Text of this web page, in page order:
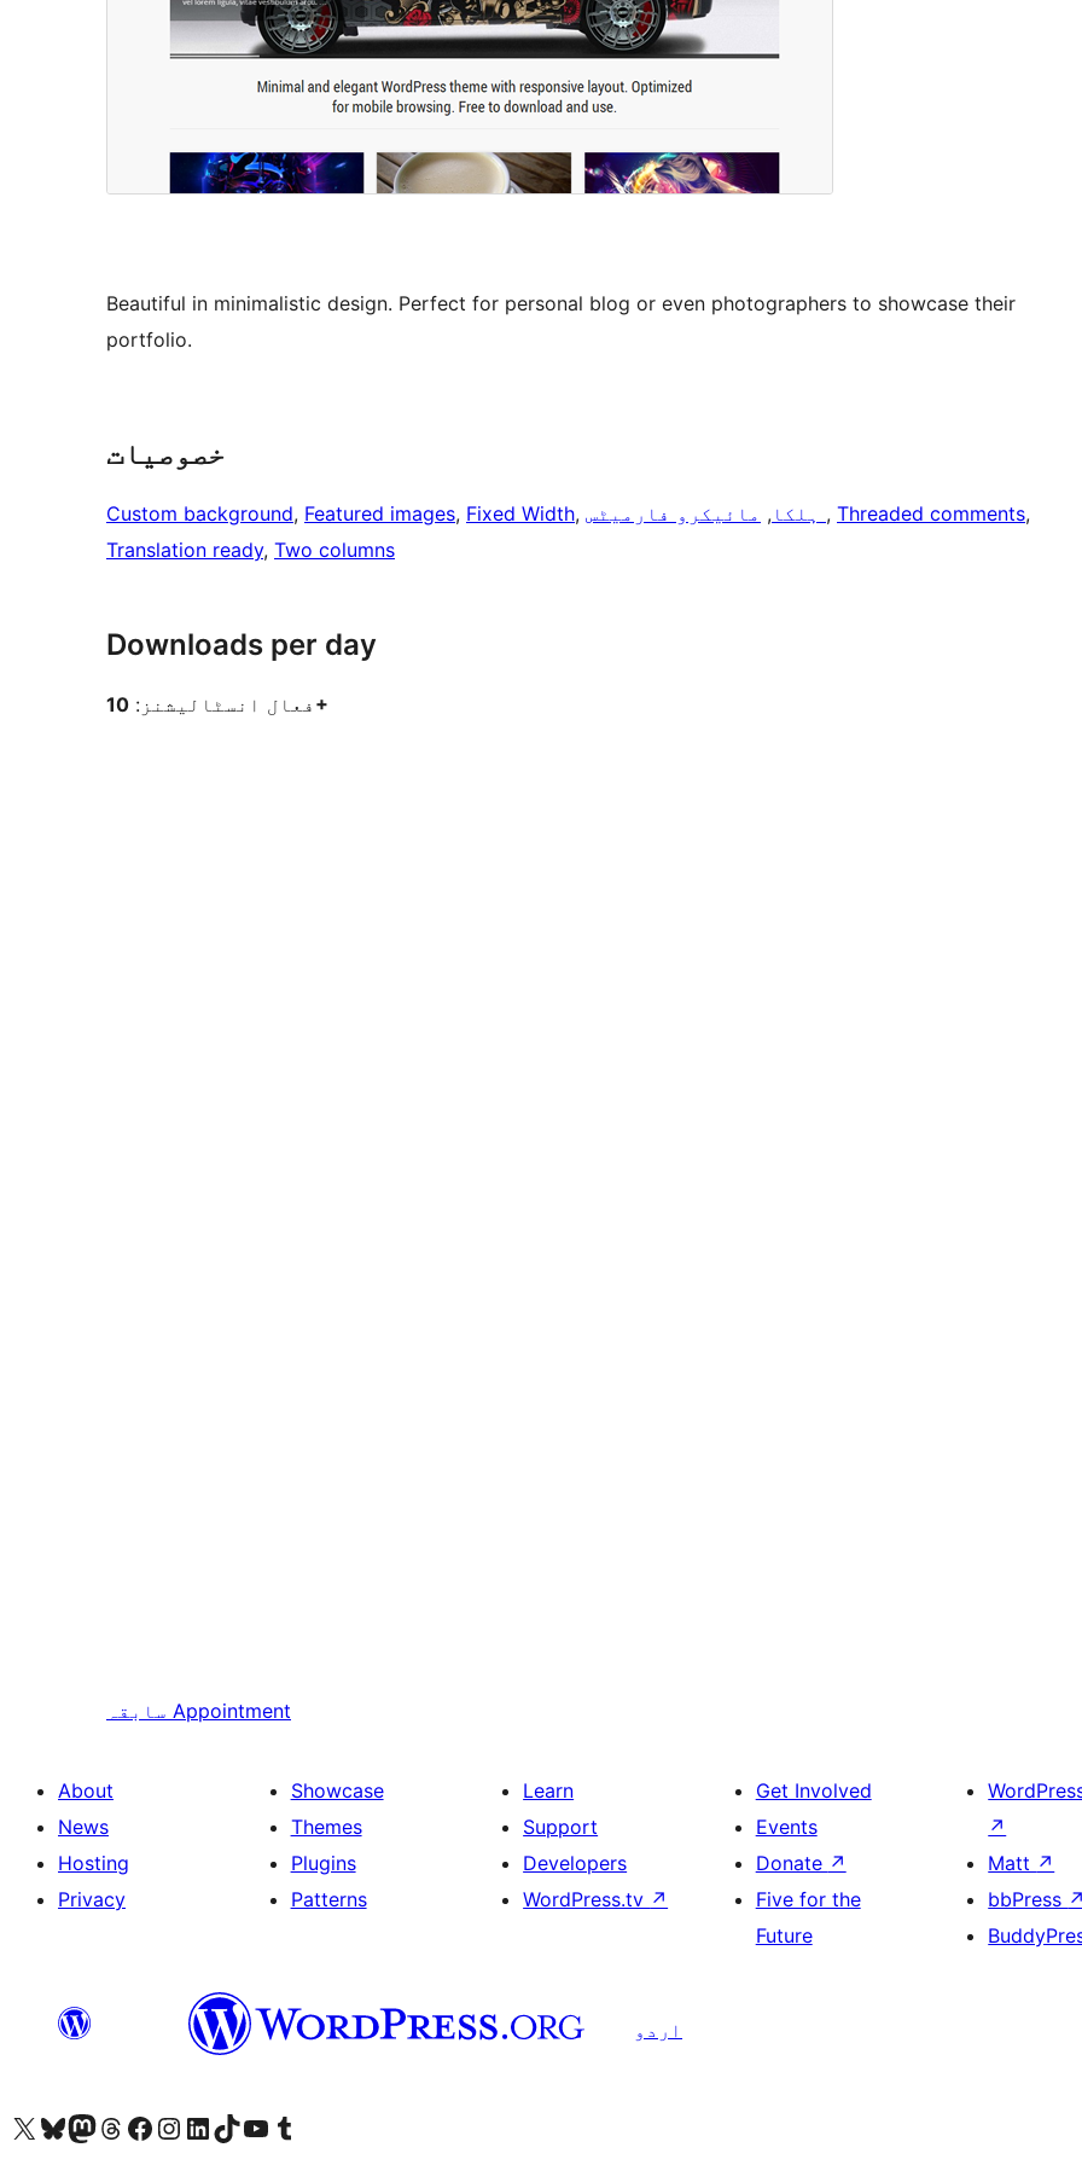
Beautiful in minimalistic design. Perfect for personal blog or even photographers to showcase their
portfolio.
خصوصیات
Custom background, Featured images, Fixed Width, ہلکا , , Threaded comments
Translation ready, Two columns
Downloads per day
فعال انسٹالیشنز: 10+
سابقہ Appointment
About
News
Hosting
Privacy
Showcase
Themes
Plugins
Patterns
Learn
Support
Developers
WordPress.tv ↗
Get Involved
Events
Donate ↗
Five for the
Future
↗
Matt ↗
bbPress ↗
اردو
Visit our X (formerly Twitter) account
ہمارے بلیواسکائی اکاؤنٹ پر جائیں
Visit our Mastodon account
ہمارے ٹھریڈز اکاؤنٹ پر جائیں
Visit our Facebook page
Visit our Instagram account
Visit our LinkedIn account
ہمارے ٹک ٹاک اکاؤنٹ پر جائیں
Visit our YouTube channel
ہمارے ٹمبلر اکاؤنٹ پر جائیں